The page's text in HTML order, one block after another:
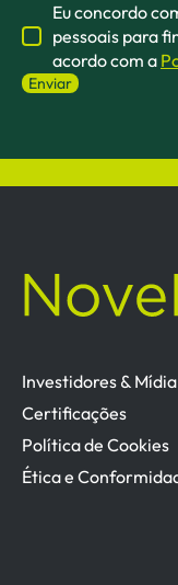
Eu concordo
pessoais para
acordo com a
Investidores & Mídia
Certificações
Política de Cookies
Ética e